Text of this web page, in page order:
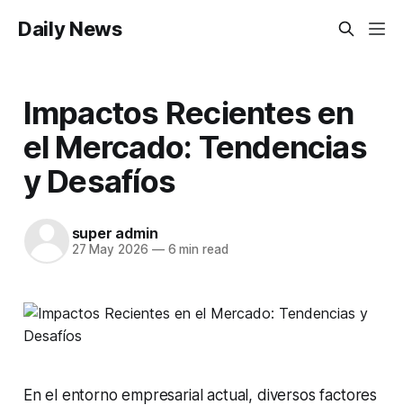
Daily News
Impactos Recientes en
el Mercado: Tendencias
y Desafíos
super admin
27 May 2026 —6 min read
En el entorno empresarial actual, diversos factores